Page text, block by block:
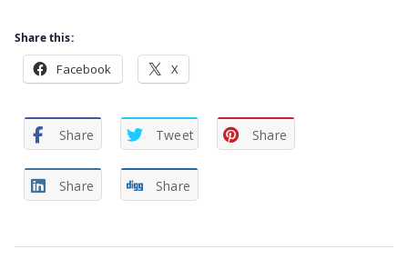
Share this:
Facebook X
Share Tweet Share
Share Share